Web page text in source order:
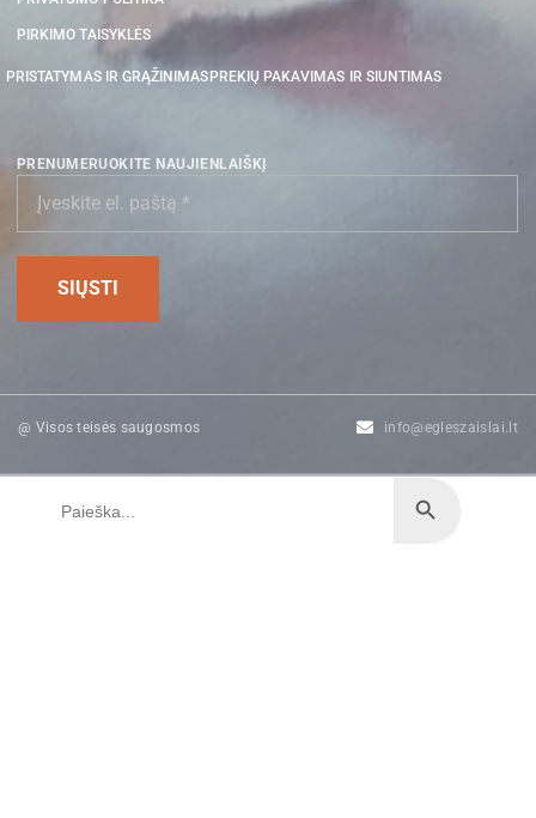
PIRKIMO TAISYKLĖS
PRISTATYMAS IR GRĄŽINIMAS PREKIŲ PAKAVIMAS IR SIUNTIMAS
PRENUMERUOKITE NAUJIENLAIŠKĮ
@ Visos teisės saugosmos info@egleszaislai.lt